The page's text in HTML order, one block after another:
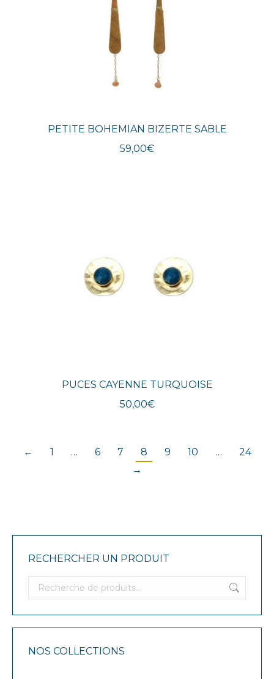
PETITE BOHEMIAN BIZERTE SABLE
59,00€
PUCES CAYENNE TURQUOISE
50,00€
← 1 … 6 7 8 9 10 …
24
→
RECHERCHER UN PRODUIT
NOS COLLECTIONS